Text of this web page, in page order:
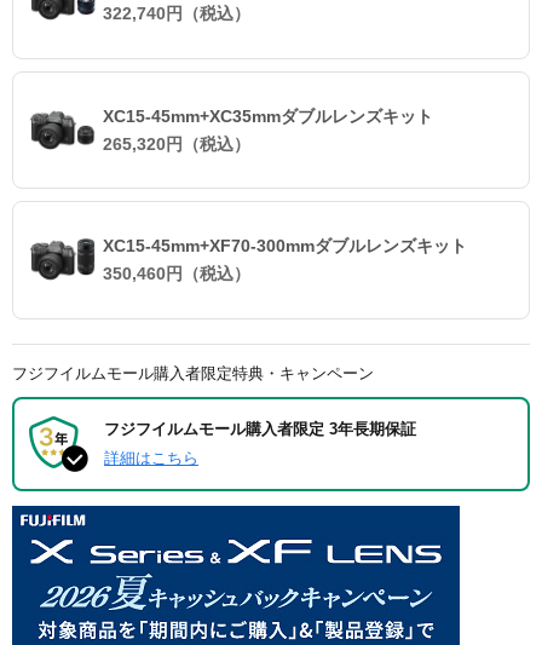
322,740円（税込）
XC15-45mm+XC35mmダブルレンズキット
265,320円（税込）
XC15-45mm+XF70-300mmダブルレンズキット
350,460円（税込）
フジフイルムモール購入者限定特典・キャンペーン
フジフイルムモール購入者限定 3年長期保証
詳細はこちら